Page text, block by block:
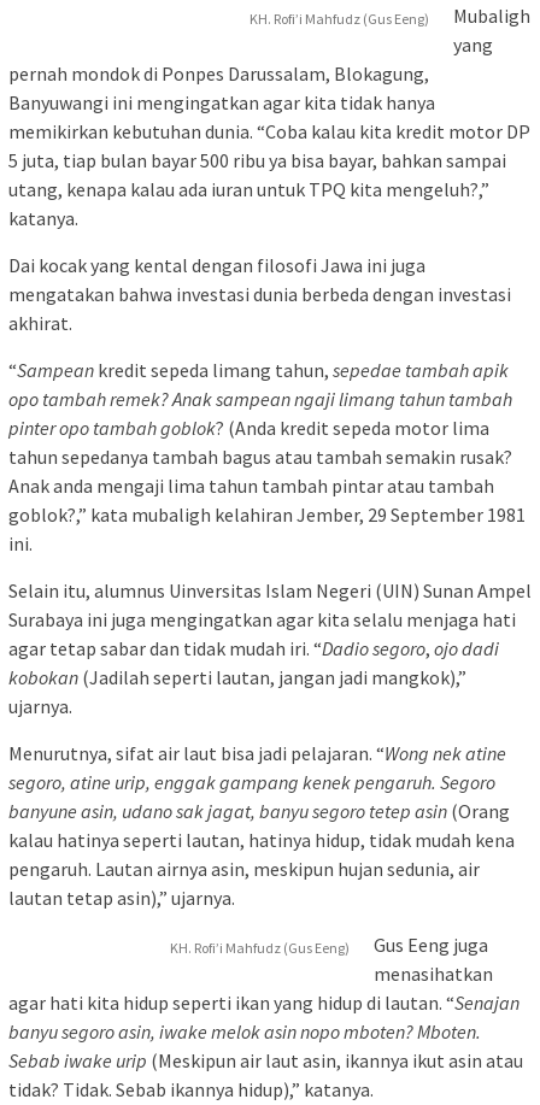
KH. Rofi’i Mahfudz (Gus Eeng)
Mubaligh
yang
pernah mondok di Ponpes Darussalam, Blokagung,
Banyuwangi ini mengingatkan agar kita tidak hanya
memikirkan kebutuhan dunia. “Coba kalau kita kredit motor DP
5 juta, tiap bulan bayar 500 ribu ya bisa bayar, bahkan sampai
utang, kenapa kalau ada iuran untuk TPQ kita mengeluh?,”
katanya.
Dai kocak yang kental dengan filosofi Jawa ini juga
mengatakan bahwa investasi dunia berbeda dengan investasi
akhirat.
“Sampean kredit sepeda limang tahun, sepedae tambahapik
opo tambahremek? Anaksampeanngajilimang tahun tambah
pinteropo tambah goblok? (Anda kredit sepeda motor lima
tahun sepedanya tambah bagus atau tambah semakin rusak?
Anak anda mengaji lima tahun tambah pintar atau tambah
goblok?,” kata mubaligh kelahiran Jember, 29 September 1981
ini.
Selain itu, alumnus Uinversitas Islam Negeri (UIN) Sunan Ampel
Surabaya ini juga mengingatkan agar kita selalu menjaga hati
agar tetap sabar dan tidak mudah iri. “Dadiosegoro, ojo dadi
kobokan (Jadilah seperti lautan, jangan jadi mangkok),”
ujarnya.
Menurutnya, sifat air laut bisa jadi pelajaran. “Wong nek atine
segoro, atine urip, enggak gampang kenek pengaruh. Segoro
banyune asin, udano sak jagat, banyu segoro tetep asin (Orang
kalau hatinya seperti lautan, hatinya hidup, tidak mudah kena
pengaruh. Lautan airnya asin, meskipun hujan sedunia, air
lautan tetap asin),” ujarnya.
KH. Rofi’i Mahfudz (Gus Eeng)
Gus Eeng juga
menasihatkan
agar hati kita hidup seperti ikan yang hidup di lautan. “Senajan
banyu segoro asin, iwake melok asin nopo mboten?Mboten.
Sebab iwake urip (Meskipun air laut asin, ikannya ikut asin atau
tidak? Tidak. Sebab ikannya hidup),” katanya.